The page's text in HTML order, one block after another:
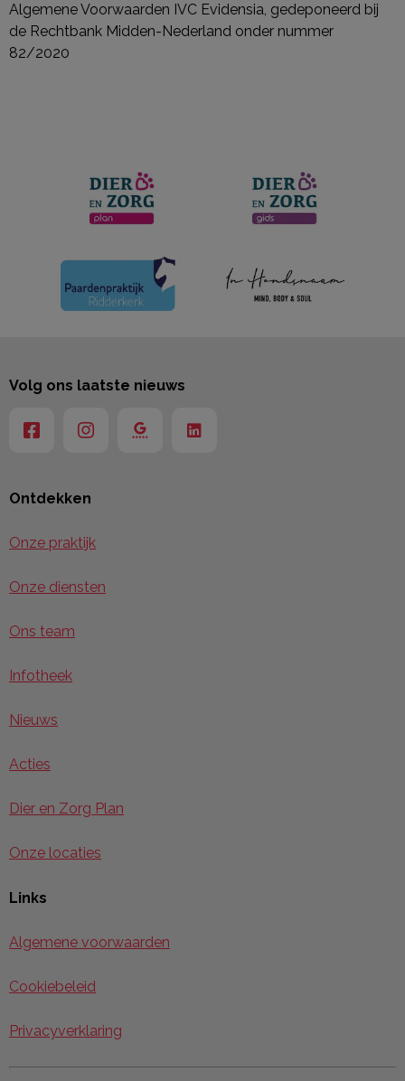
Algemene Voorwaarden IVC Evidensia, gedeponeerd bij
de Rechtbank Midden-Nederland onder nummer
82/2020
Ontdekken
Onze praktijk
Onze diensten
Ons team
Infotheek
Nieuws
Acties
Dier en Zorg Plan
Onze locaties
Links
Algemene voorwaarden
Cookiebeleid
Privacyverklaring
Volg ons laatste nieuws